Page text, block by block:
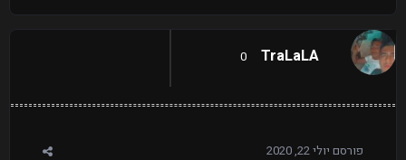
TraLaLA
0
פורסם יולי 22, 2020